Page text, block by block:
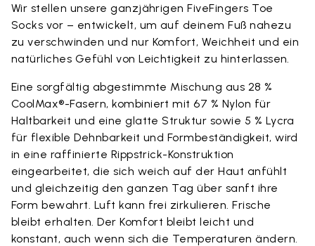
Wir stellen unsere ganzjährigen FiveFingers Toe
Socks vor – entwickelt, um auf deinem Fuß nahezu
zu verschwinden und nur Komfort, Weichheit und ein
natürliches Gefühl von Leichtigkeit zu hinterlassen.
Eine sorgfältig abgestimmte Mischung aus 28 %
CoolMax®-Fasern, kombiniert mit 67 % Nylon für
Haltbarkeit und eine glatte Struktur sowie 5 % Lycra
für flexible Dehnbarkeit und Formbeständigkeit, wird
in eine raffinierte Rippstrick-Konstruktion
eingearbeitet, die sich weich auf der Haut anfühlt
und gleichzeitig den ganzen Tag über sanft ihre
Form bewahrt. Luft kann frei zirkulieren. Frische
bleibt erhalten. Der Komfort bleibt leicht und
konstant, auch wenn sich die Temperaturen ändern.